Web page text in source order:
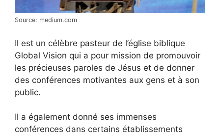
Source: medium.com
Il est un célèbre pasteur de l’église biblique
Global Vision qui a pour mission de promouvoir
les précieuses paroles de Jésus et de donner
des conférences motivantes aux gens et à son
public.
Il a également donné ses immenses
conférences dans certains établissements